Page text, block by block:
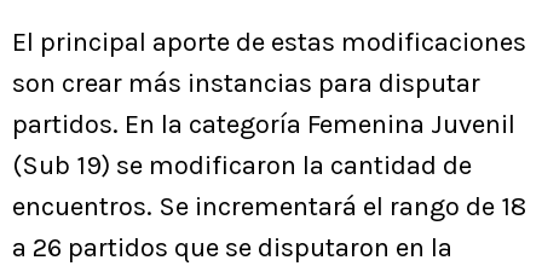
El principal aporte de estas modificaciones
son crear más instancias para disputar
partidos. En la categoría Femenina Juvenil
(Sub 19) se modificaron la cantidad de
encuentros. Se incrementará el rango de 18
a 26 partidos que se disputaron en la